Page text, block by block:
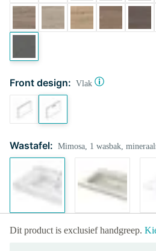
Front design: Vlak
Wastafel: Mimosa, 1 wasbak,
Dit product is exclusief handgreep.